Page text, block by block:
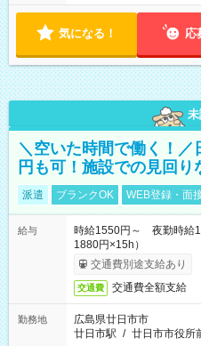
気になる！ 応
＼空いた時間で働く！
円も可！施設での見回り
派遣 ブランクOK WEB登録・面
給与
時給1550円～ 夜勤時給
1880円×15h）
交通費別途支給あり
交通費 交通費全額支給
勤務地
広島県廿日市市
廿日市駅 / 廿日市市役所